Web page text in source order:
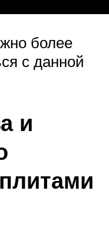
более
с данной
и